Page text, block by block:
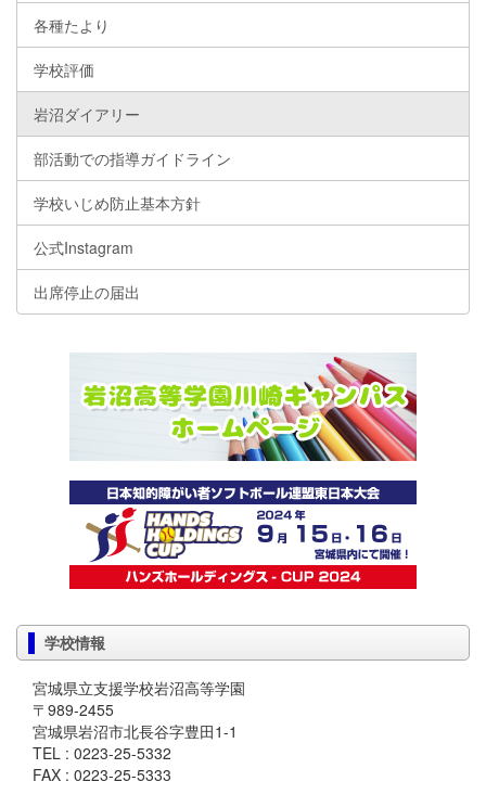
各種たより
学校評価
岩沼ダイアリー
部活動での指導ガイドライン
学校いじめ防止基本方針
公式Instagram
出席停止の届出
学校情報
宮城県立支援学校岩沼高等学園
〒989-2455
宮城県岩沼市北長谷字豊田1-1
TEL : 0223-25-5332
FAX : 0223-25-5333